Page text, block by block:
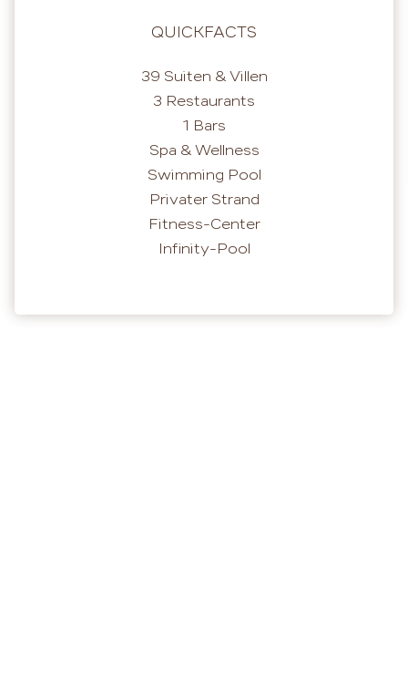
QUICKFACTS
39 Suiten & Villen
3 Restaurants
1 Bars
Spa & Wellness
Swimming Pool
Privater Strand
Fitness-Center
Infinity-Pool